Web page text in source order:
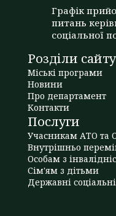
Графік
питань
соціальної
Розділи сайту
Міські програми
Новини
Про департамент
Контакти
Послуги
Учасникам АТО та
Внутрішньо
Особам з
Сім'ям з дітьми
Державні